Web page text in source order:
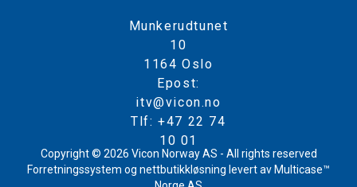
Munkerudtunet
10
1164 Oslo
Epost:
itv@vicon.no
Tlf: +47 22 74
10 01
Copyright © 2026 Vicon Norway AS - All rights reserved
Forretningssystem og nettbutikkløsning levert av Multicase™